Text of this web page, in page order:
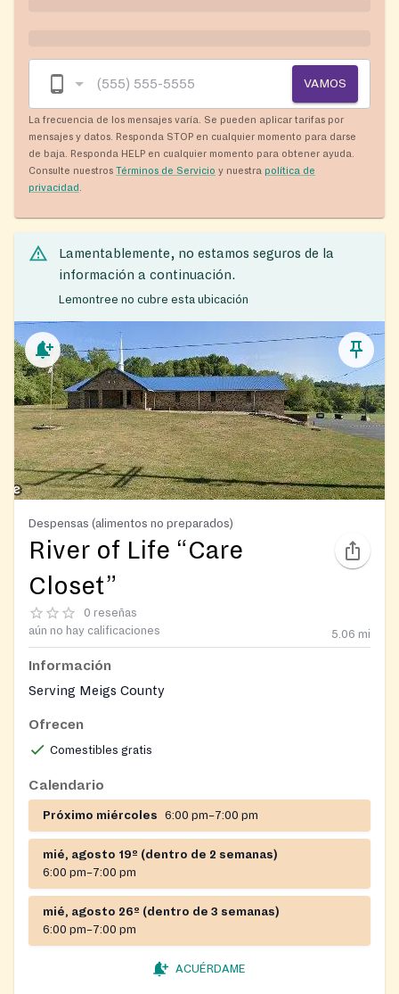
VAMOS
La frecuencia de los mensajes varía. Se pueden aplicar tarifas por
mensajes y datos. Responda STOP en cualquier momento para darse
de baja. Responda HELP en cualquier momento para obtener ayuda.
Consulte nuestros Términos de Servicio y nuestra política de
privacidad
Lamentablemente, no estamos seguros de la
información a continuación.
Lemontree no cubre esta ubicación
Despensas (alimentos no preparados)
River of Life “Care
Closet”
0 reseñas
aún no hay calificaciones
5.06 mi
Información
Serving Meigs County
Ofrecen
Comestibles gratis
Calendario
Próximo miércoles 6:00 pm–7:00 pm
mié, agosto 19º (dentro de 2 semanas)
6:00 pm–7:00 pm
mié, agosto 26º (dentro de 3 semanas)
6:00 pm–7:00 pm
ACUÉRDAME